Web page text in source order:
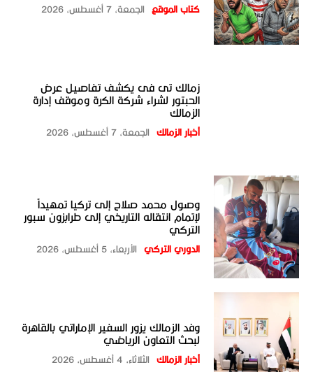
كتاب الموقع الجمعة، 7 أغسطس، 2026
زمالك تى فى يكشف تفاصيل عرض
الحبتور لشراء شركة الكرة وموقف إدارة
الزمالك
أخبار الزمالك الجمعة، 7 أغسطس، 2026
وصول محمد صلاح إلى تركيا تمهيداً
لإتمام انتقاله التاريخي إلى طرابزون سبور
التركي
الدوري التركي الأربعاء، 5 أغسطس، 2026
وفد الزمالك يزور السفير الإماراتي بالقاهرة
لبحث التعاون الرياضي
أخبار الزمالك الثلاثاء، 4 أغسطس، 2026